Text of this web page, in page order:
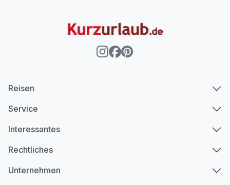
Reisen
Service
Interessantes
Rechtliches
Unternehmen